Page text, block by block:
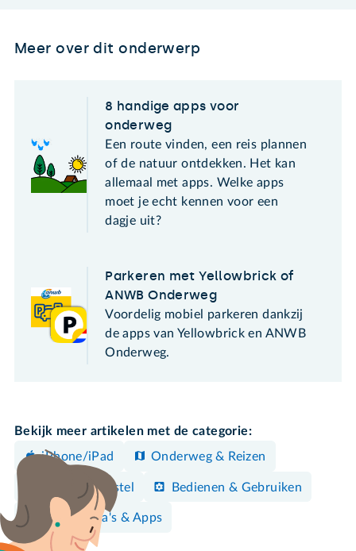
Meer over dit onderwerp
8 handige apps voor
onderweg
Een route vinden, een reis plannen
of de natuur ontdekken. Het kan
allemaal met apps. Welke apps
moet je echt kennen voor een
dagje uit?
Parkeren met Yellowbrick of
ANWB Onderweg
Voordelig mobiel parkeren dankzij
de apps van Yellowbrick en ANWB
Onderweg.
Bekijk meer artikelen met de categorie:
iPhone/iPad
Onderweg & Reizen
Android-toestel Bedienen & Gebruiken
Programma's & Apps